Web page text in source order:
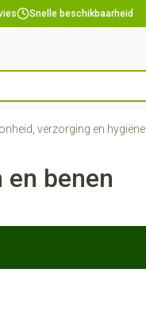
Snelle beschikbaarheid
categorie...
verzorging en hygiëne
en benen